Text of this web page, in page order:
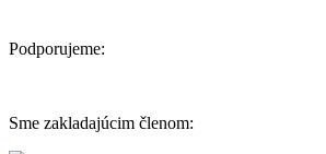
Podporujeme:
Sme zakladajúcim členom: